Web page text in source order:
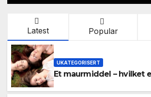
Latest Popular
UKATEGORISERT
Et maurmiddel – hvilket